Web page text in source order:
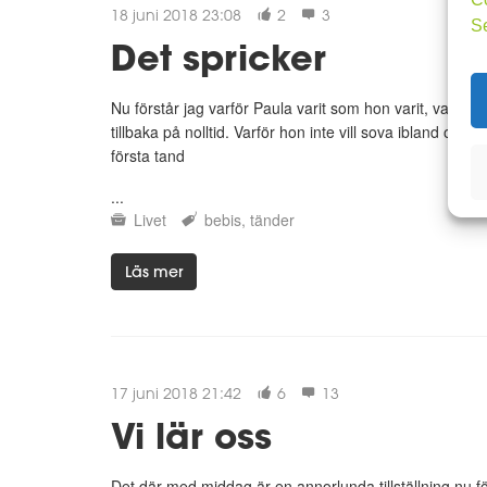
18 juni 2018 23:08 2 3
Det spricker
Nu förstår jag varför Paula varit som hon varit, varför
tillbaka på nolltid. Varför hon inte vill sova ibland och
första tand
...
Livet
bebis tänder
Läs mer
17 juni 2018 21:42 6 13
Vi lär oss